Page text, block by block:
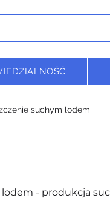
suchym lodem
- produkcja